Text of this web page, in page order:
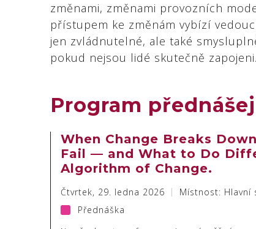
změnami, změnami provozních
přístupem ke změnám vybízí
jen zvládnutelné, ale také
pokud nejsou lidé skutečně zapojeni.
Program
When Change Breaks
Fail — and What to Do
Algorithm of Change.
Čtvrtek, 29. ledna 2026 Místnost: Hlavní
Přednáška